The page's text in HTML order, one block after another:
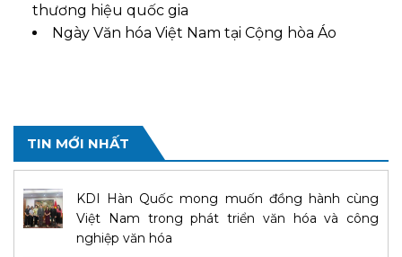
thương hiệu quốc gia
Ngày Văn hóa Việt Nam tại Cộng hòa Áo
TIN MỚI NHẤT
KDI Hàn Quốc mong muốn đồng hành cùng
Việt Nam trong phát triển văn hóa và công
nghiệp văn hóa